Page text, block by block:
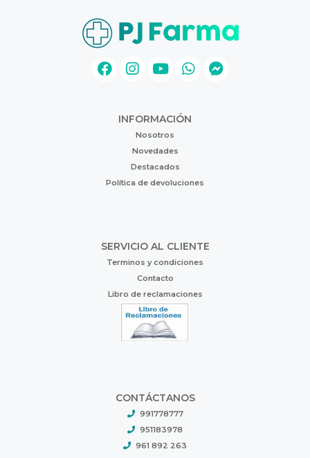
INFORMACIÓN
Nosotros
Novedades
Destacados
Política de devoluciones
SERVICIO AL CLIENTE
Terminos y condiciones
Contacto
Libro de reclamaciones
CONTÁCTANOS
991778777
951183978
961 892 263